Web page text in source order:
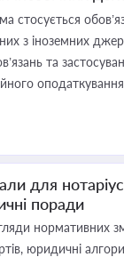
стосується
з іноземних
та
оподаткування
для
поради
нормативних
юридичні